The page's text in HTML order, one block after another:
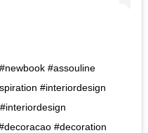
#assouline
#interiordesign
#decoration